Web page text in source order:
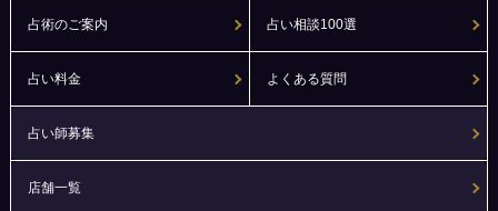
占術のご案内 占い相談100選
占い料金 よくある質問
占い師募集
店舗一覧